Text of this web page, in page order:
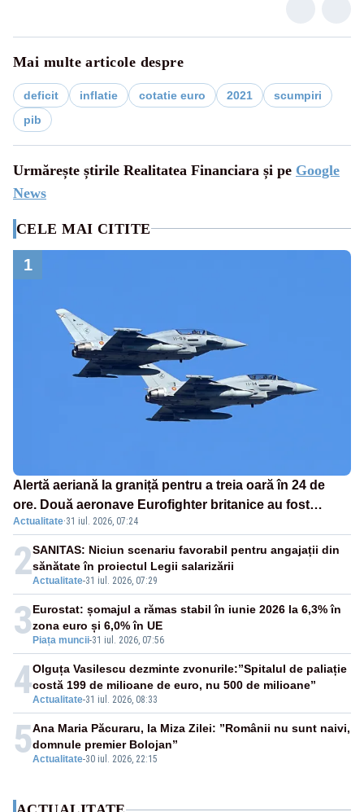
Mai multe articole despre
deficit inflatie cotatie euro 2021
scumpiri
pib
Urmărește știrile Realitatea Financiara și pe Google
News
CELE MAI CITITE
1
Alertă aeriană la graniță pentru a treia oară în 24 de
ore. Două aeronave Eurofighter britanice au fost
ridicate de la sol
Actualitate·31 iul. 2026, 07:24
2Actualitate-31 iul. 2026, 07:29
SANITAS: Niciun scenariu favorabil pentru angajații din
sănătate în proiectul Legii salarizării
3 Piața muncii-31 iul. 2026, 07:56
Eurostat: șomajul a rămas stabil în iunie 2026 la 6,3% în
zona euro și 6,0% în UE
4Actualitate-31 iul. 2026, 08:33
Olguța Vasilescu dezminte zvonurile:”Spitalul de paliație
costă 199 de milioane de euro, nu 500 de milioane”
5Actualitate-30 iul. 2026, 22:15
Ana Maria Păcuraru, la Miza Zilei: ”Românii nu sunt naivi,
domnule premier Bolojan”